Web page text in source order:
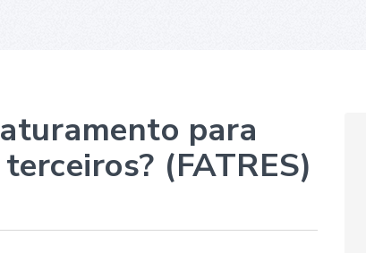
para
(FATRES)